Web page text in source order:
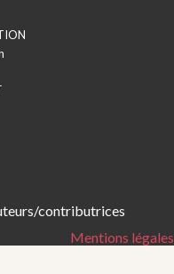
contributrices
Mentions légales